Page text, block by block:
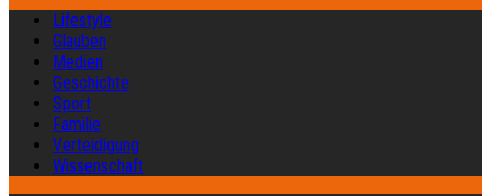
Lifestyle
Glauben
Medien
Geschichte
Sport
Familie
Verteidigung
Wissenschaft